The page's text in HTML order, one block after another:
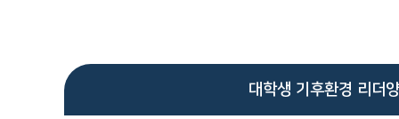
대학생 기후환경 리더